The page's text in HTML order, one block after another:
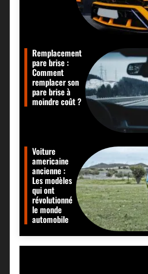
Remplacement
pare brise :
Comment
remplacer son
pare brise à
moindre coût ?
Voiture
americaine
ancienne :
Les modèles
qui ont
révolutionné
le monde
automobile